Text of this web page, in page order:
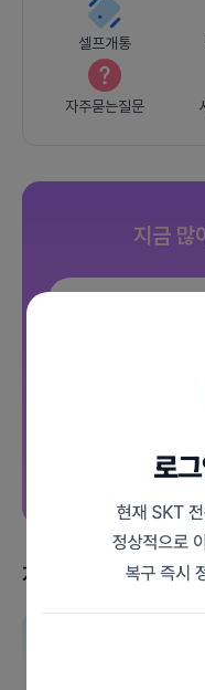
셀프개통
자주묻는질문
지금 많
지금 받을 수 있는 혜